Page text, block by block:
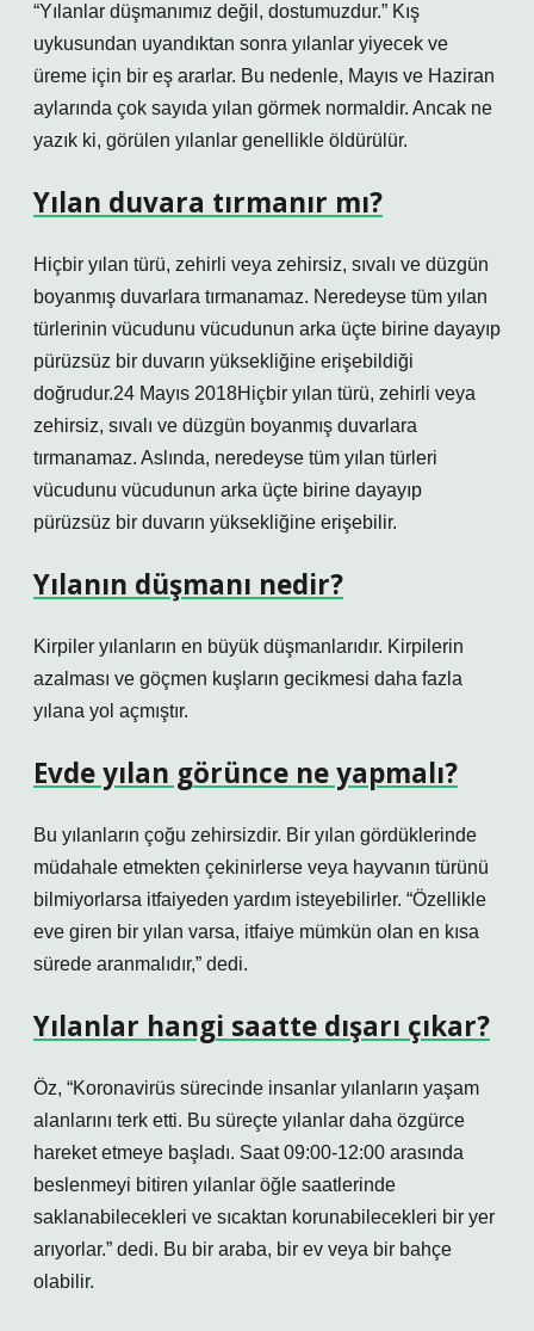
“Yılanlar düşmanımız değil, dostumuzdur.” Kış
uykusundan uyandıktan sonra yılanlar yiyecek ve
üreme için bir eş ararlar. Bu nedenle, Mayıs ve Haziran
aylarında çok sayıda yılan görmek normaldir. Ancak ne
yazık ki, görülen yılanlar genellikle öldürülür.
Yılan duvara tırmanır mı?
Hiçbir yılan türü, zehirli veya zehirsiz, sıvalı ve düzgün
boyanmış duvarlara tırmanamaz. Neredeyse tüm yılan
türlerinin vücudunu vücudunun arka üçte birine dayayıp
pürüzsüz bir duvarın yüksekliğine erişebildiği
doğrudur.24 Mayıs 2018Hiçbir yılan türü, zehirli veya
zehirsiz, sıvalı ve düzgün boyanmış duvarlara
tırmanamaz. Aslında, neredeyse tüm yılan türleri
vücudunu vücudunun arka üçte birine dayayıp
pürüzsüz bir duvarın yüksekliğine erişebilir.
Yılanın düşmanı nedir?
Kirpiler yılanların en büyük düşmanlarıdır. Kirpilerin
azalması ve göçmen kuşların gecikmesi daha fazla
yılana yol açmıştır.
Evde yılan görünce ne yapmalı?
Bu yılanların çoğu zehirsizdir. Bir yılan gördüklerinde
müdahale etmekten çekinirlerse veya hayvanın türünü
bilmiyorlarsa itfaiyeden yardım isteyebilirler. “Özellikle
eve giren bir yılan varsa, itfaiye mümkün olan en kısa
sürede aranmalıdır,” dedi.
Yılanlar hangi saatte dışarı çıkar?
Öz, “Koronavirüs sürecinde insanlar yılanların yaşam
alanlarını terk etti. Bu süreçte yılanlar daha özgürce
hareket etmeye başladı. Saat 09:00-12:00 arasında
beslenmeyi bitiren yılanlar öğle saatlerinde
saklanabilecekleri ve sıcaktan korunabilecekleri bir yer
arıyorlar.” dedi. Bu bir araba, bir ev veya bir bahçe
olabilir.